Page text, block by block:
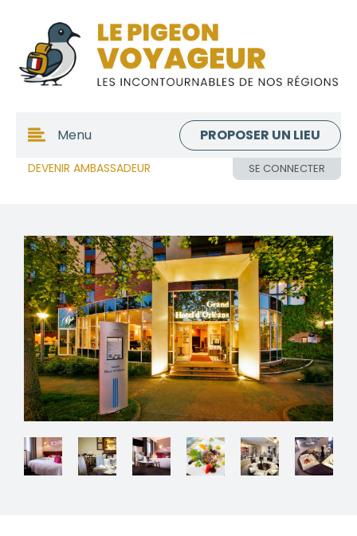
DEVENIR AMBASSADEUR SE CONNECTER
Menu PROPOSER UN LIEU